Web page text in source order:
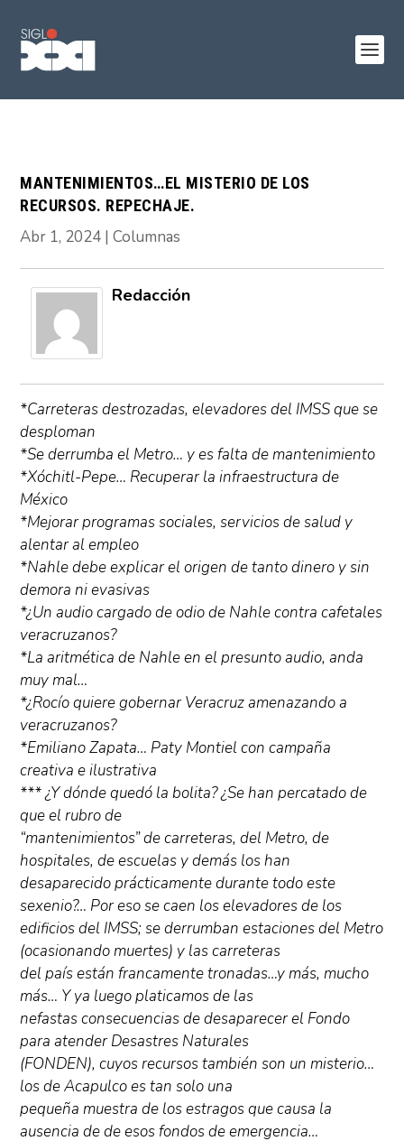
MANTENIMIENTOS…EL MISTERIO DE LOS
RECURSOS. REPECHAJE.
Abr 1, 2024 |Columnas
Redacción
*Carreteras destrozadas, elevadores del IMSS que se
desploman
*Se derrumba el Metro… y es falta de mantenimiento
*Xóchitl-Pepe… Recuperar la infraestructura de
México
*Mejorar programas sociales, servicios de salud y
alentar al empleo
*Nahle debe explicar el origen de tanto dinero y sin
demora ni evasivas
*¿Un audio cargado de odio de Nahle contra cafetales
veracruzanos?
*La aritmética de Nahle en el presunto audio, anda
muy mal…
*¿Rocío quiere gobernar Veracruz amenazando a
veracruzanos?
*Emiliano Zapata… Paty Montiel con campaña
creativa e ilustrativa
*** ¿Y dónde quedó la bolita? ¿Se han percatado de
que el rubro de
“mantenimientos” de carreteras, del Metro, de
hospitales, de escuelas y demás los han
desaparecido prácticamente durante todo este
sexenio?… Por eso se caen los elevadores de los
edificios del IMSS; se derrumban estaciones del Metro
(ocasionando muertes) y las carreteras
del país están francamente tronadas…y más, mucho
más… Y ya luego platicamos de las
nefastas consecuencias de desaparecer el Fondo
para atender Desastres Naturales
(FONDEN), cuyos recursos también son un misterio…
los de Acapulco es tan solo una
pequeña muestra de los estragos que causa la
ausencia de de esos fondos de emergencia…